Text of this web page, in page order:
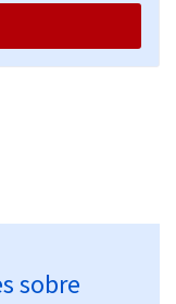
sobre